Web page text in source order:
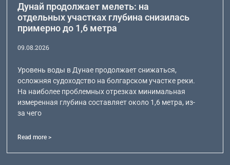
Дунай продолжает мелеть: на
отдельных участках глубина снизилась
примерно до 1,6 метра
09.08.2026
Уровень воды в Дунае продолжает снижаться,
осложняя судоходство на болгарском участке реки.
На наиболее проблемных отрезках минимальная
измеренная глубина составляет около 1,6 метра, из-
за чего
Read more >